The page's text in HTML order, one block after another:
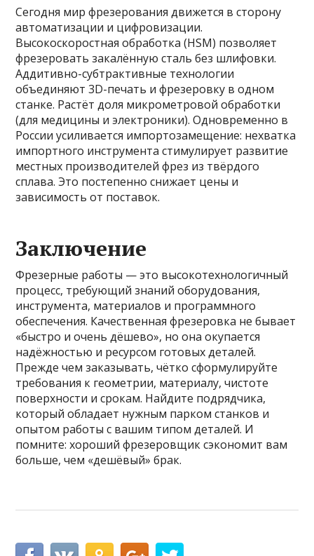
Сегодня мир фрезерования движется в сторону
автоматизации и цифровизации.
Высокоскоростная обработка (HSM) позволяет
фрезеровать закалённую сталь без шлифовки.
Аддитивно-субтрактивные технологии
объединяют 3D-печать и фрезеровку в одном
станке. Растёт доля микрометровой обработки
(для медицины и электроники). Одновременно в
России усиливается импортозамещение: нехватка
импортного инструмента стимулирует развитие
местных производителей фрез из твёрдого
сплава. Это постепенно снижает цены и
зависимость от поставок.
Заключение
Фрезерные работы — это высокотехнологичный
процесс, требующий знаний оборудования,
инструмента, материалов и программного
обеспечения. Качественная фрезеровка не бывает
«быстро и очень дёшево», но она окупается
надёжностью и ресурсом готовых деталей.
Прежде чем заказывать, чётко сформулируйте
требования к геометрии, материалу, чистоте
поверхности и срокам. Найдите подрядчика,
который обладает нужным парком станков и
опытом работы с вашим типом деталей. И
помните: хороший фрезеровщик сэкономит вам
больше, чем «дешёвый» брак.